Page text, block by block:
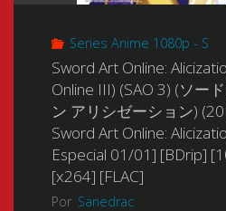
Series Anime 1080p - S
Sword Art Online:
Online III) (SAO 3) (ソー
ン アリシゼーション)
Sword Art Online:
Especial 01/01] [BDrip]
[x264] [FLAC]
Por Sanedrac